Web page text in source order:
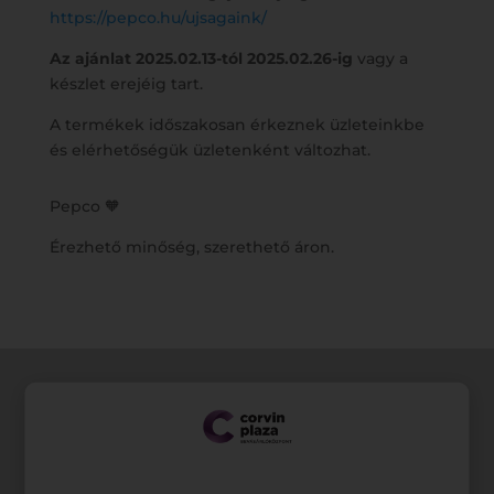
https://pepco.hu/ujsagaink/
Az ajánlat 2025.02.13-tól 2025.02.26-ig vagy a
készlet erejéig tart.
A termékek időszakosan érkeznek üzleteinkbe
és elérhetőségük üzletenként változhat.
Pepco 🧡
Érezhető minőség, szerethető áron.